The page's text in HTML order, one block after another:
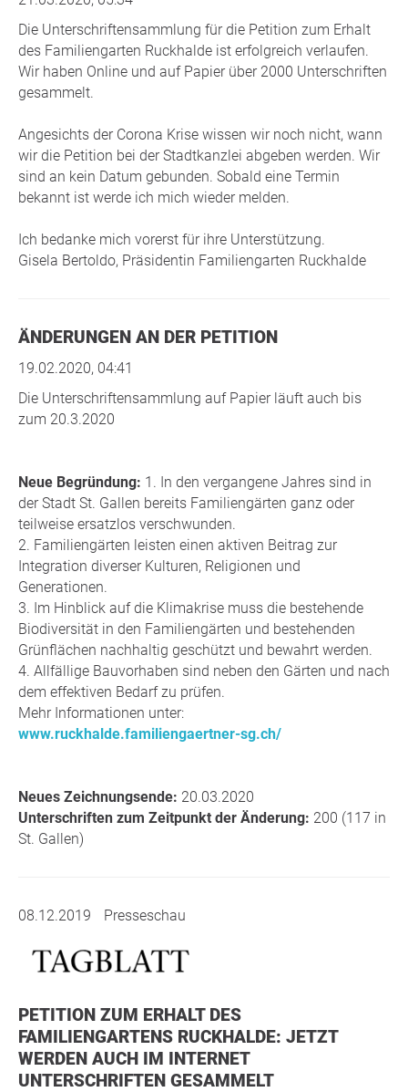
Die Unterschriftensammlung für die Petition zum Erhalt
des Familiengarten Ruckhalde ist erfolgreich verlaufen.
Wir haben Online und auf Papier über 2000 Unterschriften
gesammelt.
Angesichts der Corona Krise wissen wir noch nicht, wann
wir die Petition bei der Stadtkanzlei abgeben werden. Wir
sind an kein Datum gebunden. Sobald eine Termin
bekannt ist werde ich mich wieder melden.
Ich bedanke mich vorerst für ihre Unterstützung.
Gisela Bertoldo, Präsidentin Familiengarten Ruckhalde
ÄNDERUNGEN AN DER PETITION
19.02.2020, 04:41
Die Unterschriftensammlung auf Papier läuft auch bis
zum 20.3.2020
Neue Begründung: 1. In den vergangene Jahres sind in
der Stadt St. Gallen bereits Familiengärten ganz oder
teilweise ersatzlos verschwunden.
2. Familiengärten leisten einen aktiven Beitrag zur
Integration diverser Kulturen, Religionen und
Generationen.
3. Im Hinblick auf die Klimakrise muss die bestehende
Biodiversität in den Familiengärten und bestehenden
Grünflächen nachhaltig geschützt und bewahrt werden.
4. Allfällige Bauvorhaben sind neben den Gärten und nach
dem effektiven Bedarf zu prüfen.
Mehr Informationen unter:
www.ruckhalde.familiengaertner-sg.ch/
Neues Zeichnungsende: 20.03.2020
Unterschriften zum Zeitpunkt der Änderung: 200 (117 in
St. Gallen)
08.12.2019 Presseschau
PETITION ZUM ERHALT DES
FAMILIENGARTENS RUCKHALDE: JETZT
WERDEN AUCH IM INTERNET
UNTERSCHRIFTEN GESAMMELT